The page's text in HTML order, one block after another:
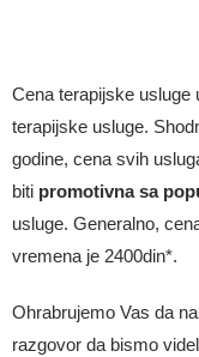
Cena terapijske
terapijske usluge.
godine, cena svih
biti promotivna sa
usluge. Generalno,
vremena je 2400din*.
Ohrabrujemo Vas da
razgovor da bismo